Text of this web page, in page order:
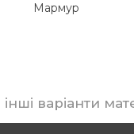
Мармур
варіанти